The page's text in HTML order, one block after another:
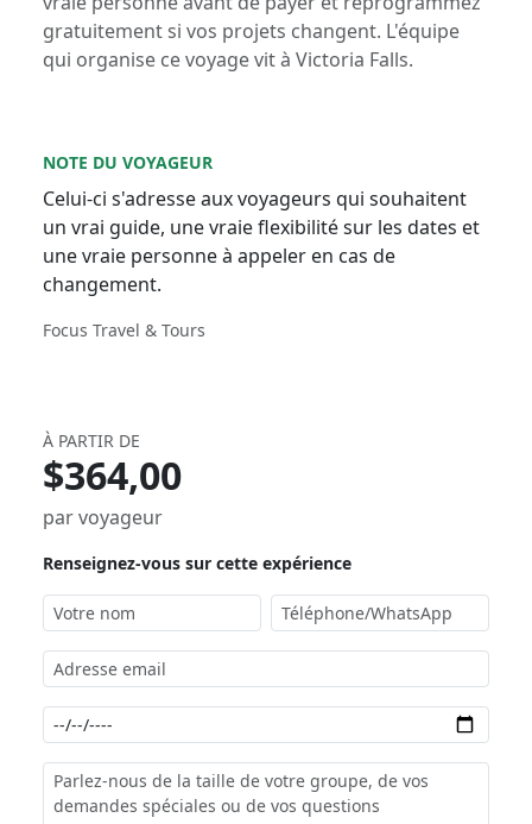
gratuitement si vos projets changent. L'équipe
qui organise ce voyage vit à Victoria Falls.
NOTE DU VOYAGEUR
Celui-ci s'adresse aux voyageurs qui souhaitent
un vrai guide, une vraie flexibilité sur les dates et
une vraie personne à appeler en cas de
changement.
Focus Travel & Tours
À PARTIR DE
$364,00
par voyageur
Renseignez-vous sur cette expérience